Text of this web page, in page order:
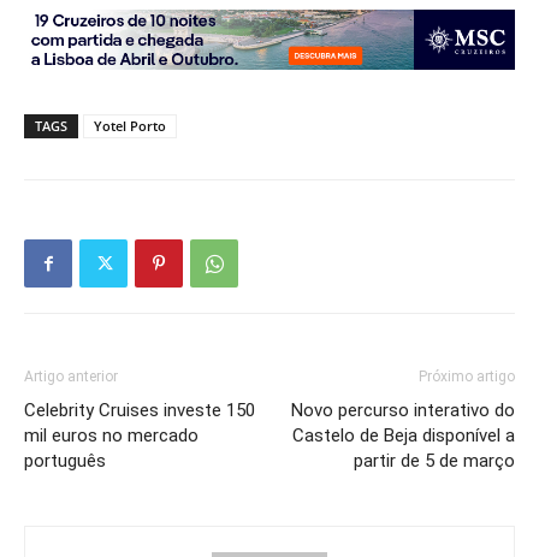
TAGS Yotel Porto
Artigo anterior
Celebrity Cruises investe 150
mil euros no mercado
português
Próximo artigo
Novo percurso interativo do
Castelo de Beja disponível a
partir de 5 de março